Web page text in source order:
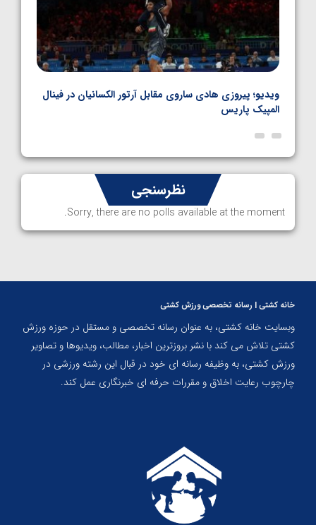
ویدیو؛ پیروزی هادی ساروی مقابل آرتور الکسانیان در فینال
المپیک پاریس
نظرسنجی
Sorry, there are no polls available at the moment.
خانه کشتی | رسانه تخصصی ورزش کشتی
وبسایت خانه کشتی، به عنوان رسانه تخصصی و مستقل در حوزه ورزش
کشتی تلاش می کند با نشر بروزترین اخبار، مطالب، ویدیوها و تصاویر
ورزش کشتی، به وظیفه رسانه ای خود در قبال این رشته ورزشی در
چارچوب رعایت اخلاق و مقررات حرفه ای خبرنگاری عمل کند.